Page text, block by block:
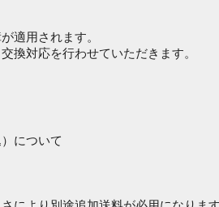
適用されます。
換対応を行わせていただきます。
について